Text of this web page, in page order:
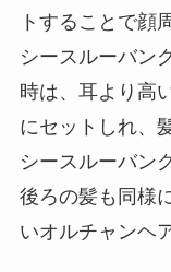
トすることで顔
シースルーバン
時は、耳より高
にセットしれ、
シースルーバン
後ろの髪も同様
いオルチャンヘ